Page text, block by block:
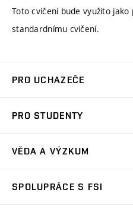
Toto cvičení bude využito
standardnímu cvičení.
PRO UCHAZEČE
Ambasadoři studia
Zápisy
PRO STUDENTY
Studijní předpisy
VĚDA A VÝZKUM
SPOLUPRÁCE S FSI